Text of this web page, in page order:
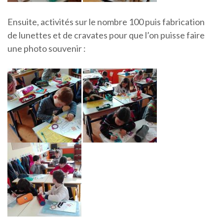
Ensuite, activités sur le nombre 100 puis fabrication
de lunettes et de cravates pour que l’on puisse faire
une photo souvenir :